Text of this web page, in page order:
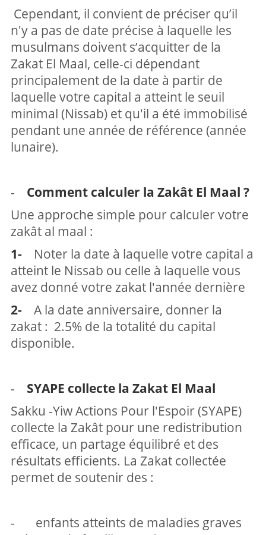
Cependant, il convient de préciser qu’il
n'y a pas de date précise à laquelle les
musulmans doivent s’acquitter de la
Zakat El Maal, celle-ci dépendant
principalement de la date à partir de
laquelle votre capital a atteint le seuil
minimal (Nissab) et qu'il a été immobilisé
pendant une année de référence (année
lunaire).
- Comment calculer la Zakât El Maal ?
Une approche simple pour calculer votre
zakât al maal :
1- Noter la date à laquelle votre capital a
atteint le Nissab ou celle à laquelle vous
avez donné votre zakat l'année dernière
2- A la date anniversaire, donner la
zakat : 2.5% de la totalité du capital
disponible.
- SYAPE collecte la Zakat El Maal
Sakku -Yiw Actions Pour l'Espoir (SYAPE)
collecte la Zakât pour une redistribution
efficace, un partage équilibré et des
résultats efficients. La Zakat collectée
permet de soutenir des :
- enfants atteints de maladies graves